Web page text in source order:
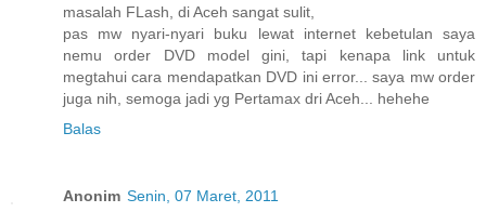
masalah FLash, di Aceh sangat sulit,
pas mw nyari-nyari buku lewat internet kebetulan saya
nemu order DVD model gini, tapi kenapa link untuk
megtahui cara mendapatkan DVD ini error... saya mw order
juga nih, semoga jadi yg Pertamax dri Aceh... hehehe
Balas
Anonim Senin, 07 Maret, 2011